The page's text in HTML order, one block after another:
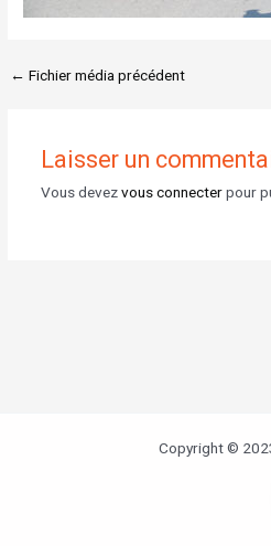
← Fichier média précédent
Laisser un
Vous devezvous connecterpour
Copyright ©